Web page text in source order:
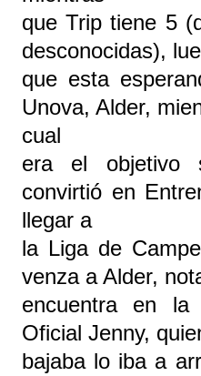
que Trip tiene 5
desconocidas),
que esta
Unova, Alder,
cual
era el objetivo
convirtió en
llegar a
la Liga de
venza a Alder,
encuentra en
Oficial Jenny,
bajaba lo iba a